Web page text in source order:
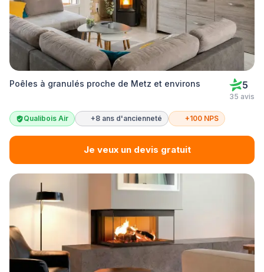
Poêles à granulés proche de Metz et environs 5
35 avis
Qualibois Air +8 ans d'ancienneté +100 NPS
Je veux un devis gratuit